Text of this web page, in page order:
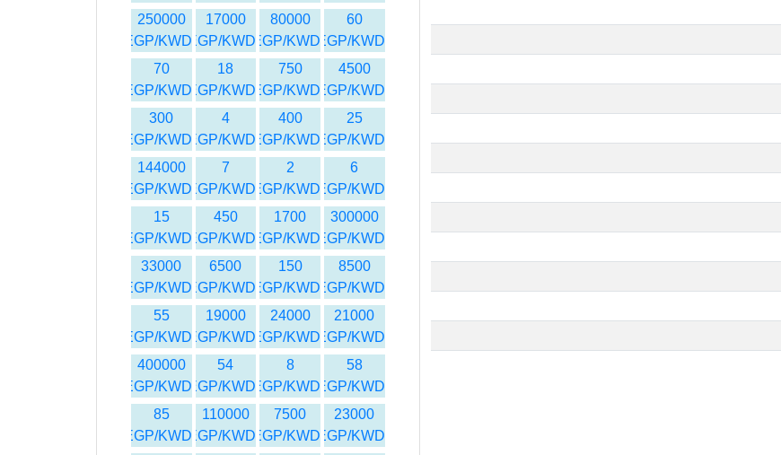
60
EGP/KWD
80000
EGP/KWD
17000
EGP/KWD
250000
EGP/KWD
4500
EGP/KWD
750
EGP/KWD
18
EGP/KWD
70
EGP/KWD
25
EGP/KWD
400
EGP/KWD
4
EGP/KWD
300
EGP/KWD
6
EGP/KWD
2
EGP/KWD
7
EGP/KWD
144000
EGP/KWD
300000
EGP/KWD
1700
EGP/KWD
450
EGP/KWD
15
EGP/KWD
8500
EGP/KWD
150
EGP/KWD
6500
EGP/KWD
33000
EGP/KWD
21000
EGP/KWD
24000
EGP/KWD
19000
EGP/KWD
55
EGP/KWD
58
EGP/KWD
8
EGP/KWD
54
EGP/KWD
400000
EGP/KWD
23000
EGP/KWD
7500
EGP/KWD
110000
EGP/KWD
85
EGP/KWD